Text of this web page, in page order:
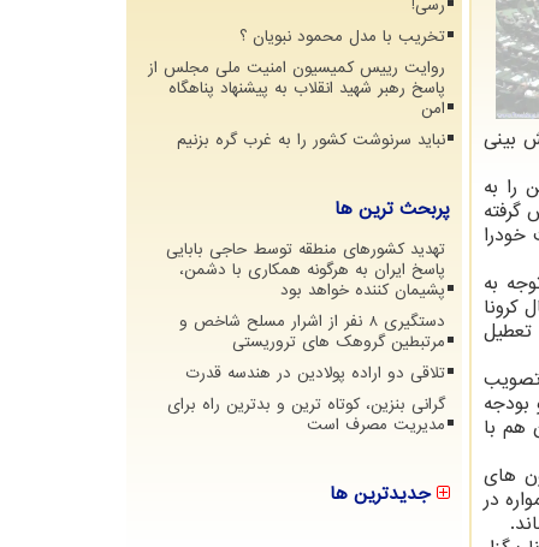
پیش بینی
را به
گرفته
موافقت خودرا
به
كرونا
تصویب
هم با
های
در
رسی!
تخریب با مدل محمود نبویان ؟
روایت رییس کمیسیون امنیت ملی مجلس از
پاسخ رهبر شهید انقلاب به پیشنهاد پناهگاه
امن
نباید سرنوشت کشور را به غرب گره بزنیم
پربحث ترین ها
تهدید کشورهای منطقه توسط حاجی بابایی
پاسخ ایران به هرگونه همکاری با دشمن،
پشیمان کننده خواهد بود
دستگیری 8 نفر از اشرار مسلح شاخص و
مرتبطین گروهک های تروریستی
تلاقی دو اراده پولادین در هندسه قدرت
گرانی بنزین، کوتاه ترین و بدترین راه برای
مدیریت مصرف است
جدیدترین ها